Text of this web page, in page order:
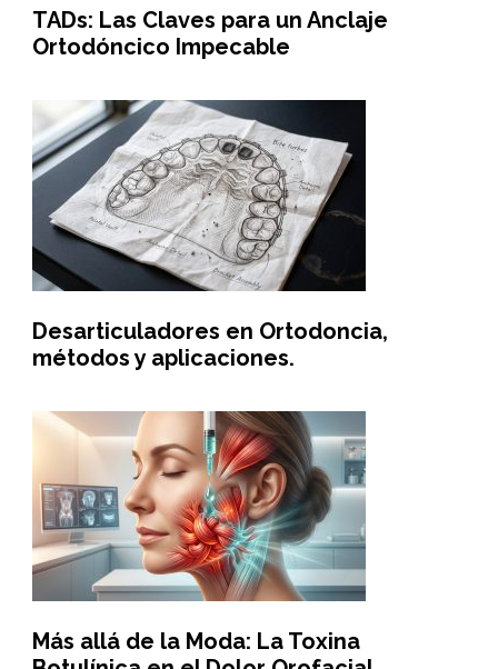
TADs: Las Claves para un Anclaje
Ortodóncico Impecable
Desarticuladores en Ortodoncia,
métodos y aplicaciones.
Más allá de la Moda: La Toxina